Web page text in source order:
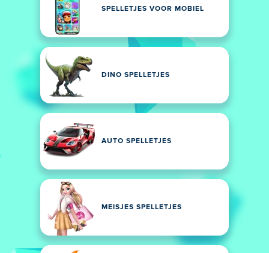
SPELLETJES VOOR MOBIEL
DINO SPELLETJES
AUTO SPELLETJES
MEISJES SPELLETJES